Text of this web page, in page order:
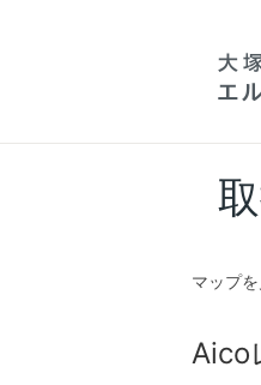
マップ
Aico